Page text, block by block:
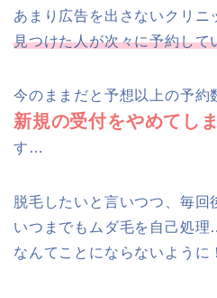
あまり広告を出さないクリニ
見つけた人が次々に予約して
今のままだと予想以上の予約
新規の受付をやめてし
す…
脱毛したいと言いつつ、毎回
いつまでもムダ毛を自己処理
なんてことにならないように